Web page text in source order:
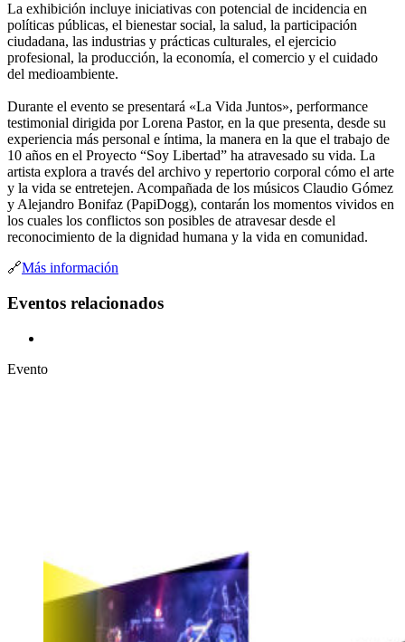
La exhibición incluye iniciativas con potencial de incidencia en
políticas públicas, el bienestar social, la salud, la participación
ciudadana, las industrias y prácticas culturales, el ejercicio
profesional, la producción, la economía, el comercio y el cuidado
del medioambiente.
Durante el evento se presentará «La Vida Juntos», performance
testimonial dirigida por Lorena Pastor, en la que presenta, desde su
experiencia más personal e íntima, la manera en la que el trabajo de
10 años en el Proyecto “Soy Libertad” ha atravesado su vida. La
artista explora a través del archivo y repertorio corporal cómo el arte
y la vida se entretejen. Acompañada de los músicos Claudio Gómez
y Alejandro Bonifaz (PapiDogg), contarán los momentos vividos en
los cuales los conflictos son posibles de atravesar desde el
reconocimiento de la dignidad humana y la vida en comunidad.
🔗Más información
Eventos relacionados
Evento